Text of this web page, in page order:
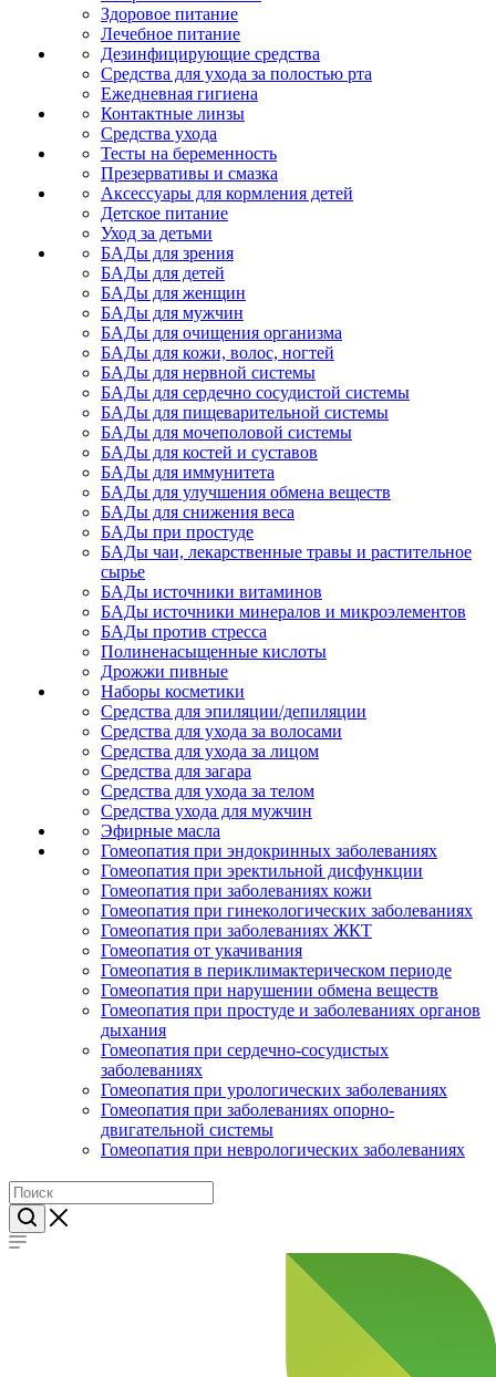
Здоровое питание
Лечебное питание
Дезинфицирующие средства
Средства для ухода за полостью рта
Ежедневная гигиена
Контактные линзы
Средства ухода
Тесты на беременность
Презервативы и смазка
Аксессуары для кормления детей
Детское питание
Уход за детьми
БАДы для зрения
БАДы для детей
БАДы для женщин
БАДы для мужчин
БАДы для очищения организма
БАДы для кожи, волос, ногтей
БАДы для нервной системы
БАДы для сердечно сосудистой системы
БАДы для пищеварительной системы
БАДы для мочеполовой системы
БАДы для костей и суставов
БАДы для иммунитета
БАДы для улучшения обмена веществ
БАДы для снижения веса
БАДы при простуде
БАДы чаи, лекарственные травы и растительное
сырье
БАДы источники витаминов
БАДы источники минералов и микроэлементов
БАДы против стресса
Полиненасыщенные кислоты
Дрожжи пивные
Наборы косметики
Средства для эпиляции/депиляции
Средства для ухода за волосами
Средства для ухода за лицом
Средства для загара
Средства для ухода за телом
Средства ухода для мужчин
Эфирные масла
Гомеопатия при эндокринных заболеваниях
Гомеопатия при эректильной дисфункции
Гомеопатия при заболеваниях кожи
Гомеопатия при гинекологических заболеваниях
Гомеопатия при заболеваниях ЖКТ
Гомеопатия от укачивания
Гомеопатия в периклимактерическом периоде
Гомеопатия при нарушении обмена веществ
Гомеопатия при простуде и заболеваниях органов
дыхания
Гомеопатия при сердечно-сосудистых
заболеваниях
Гомеопатия при урологических заболеваниях
Гомеопатия при заболеваниях опорно-
двигательной системы
Гомеопатия при неврологических заболеваниях